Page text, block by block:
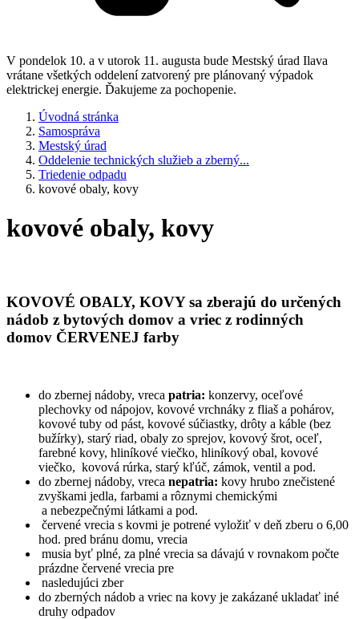
V pondelok 10. a v utorok 11. augusta bude Mestský úrad Ilava
vrátane všetkých oddelení zatvorený pre plánovaný výpadok
elektrickej energie. Ďakujeme za pochopenie.
Úvodná stránka
Samospráva
Mestský úrad
Oddelenie technických služieb a zberný...
Triedenie odpadu
kovové obaly, kovy
kovové obaly, kovy
KOVOVÉ OBALY, KOVY sa zberajú do určených
nádob z bytových domov a vriec z rodinných
domov ČERVENEJ farby
do zbernej nádoby, vreca patria: konzervy, oceľové
plechovky od nápojov, kovové vrchnáky z fliaš a pohárov,
kovové tuby od pást, kovové súčiastky, drôty a káble (bez
bužírky), starý riad, obaly zo sprejov, kovový šrot, oceľ,
farebné kovy, hliníkové viečko, hliníkový obal, kovové
viečko, kovová rúrka, starý kľúč, zámok, ventil a pod.
do zbernej nádoby, vreca nepatria: kovy hrubo znečistené
zvyškami jedla, farbami a rôznymi chemickými
a nebezpečnými látkami a pod.
červené vrecia s kovmi je potrené vyložiť v deň zberu o 6,00
hod. pred bránu domu, vrecia
musia byť plné, za plné vrecia sa dávajú v rovnakom počte
prázdne červené vrecia pre
nasledujúci zber
do zberných nádob a vriec na kovy je zakázané ukladať iné
druhy odpadov